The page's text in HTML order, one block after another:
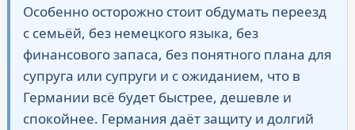
Особенно осторожно стоит обдумать переезд
с семьёй, без немецкого языка, без
финансового запаса, без понятного плана для
супруга или супруги и с ожиданием, что в
Германии всё будет быстрее, дешевле и
спокойнее. Германия даёт защиту и долгий